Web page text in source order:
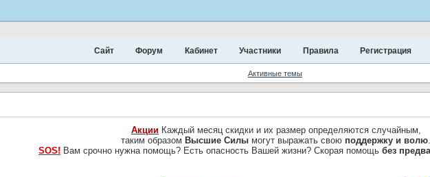
Сайт Форум Кабинет Участники Правила Регистрация
Активные темы
АкцииКаждый месяц скидки и их размер определяются случайным,
таким образом Высшие Силы могут выражать свою поддержку и волю
SOS! Вам срочно нужна помощь? Есть опасность Вашей жизни? Скорая помощь без